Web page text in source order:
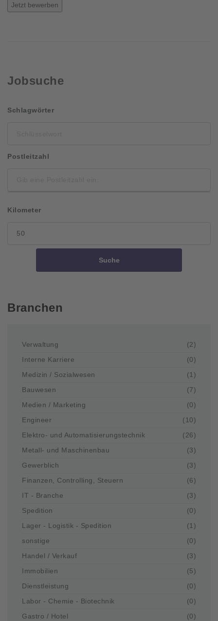
Jetzt bewerben
Jobsuche
SchlagwörterSchlüsselwort
Postleitzahl
Kilometer
Suche
Branchen
Verwaltung
(2)
Interne Karriere
(0)
Medizin / Sozialwesen
(1)
Bauwesen
(7)
Medien / Marketing
(0)
Engineer
(10)
Elektro- und Automatisierungstechnik
(26)
Metall- und Maschinenbau
(3)
Gewerblich
(3)
Finanzen, Controlling, Steuern
(6)
IT - Branche
(3)
Spedition
(0)
Lager - Logistik - Spedition
(1)
sonstige
(0)
Handel / Verkauf
(3)
Immobilien
(5)
Dienstleistung
(0)
Labor - Chemie - Biotechnik
(0)
Gastro / Hotel
(0)